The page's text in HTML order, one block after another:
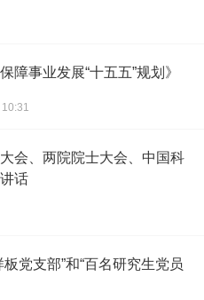
障事业发展“十五五”规划》
会、两院院士大会、中国科
话
党支部”和“百名研究生党员